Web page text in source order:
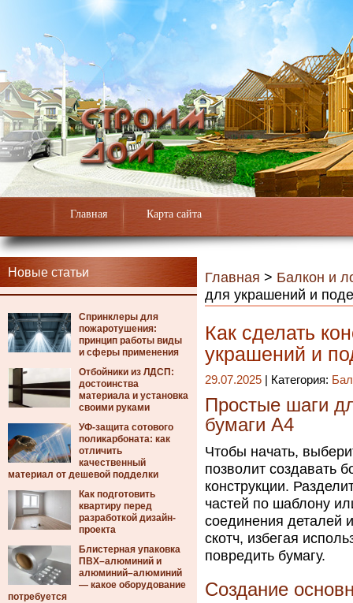
Главная Карта сайта
Новые статьи
Спринклеры для
пожаротушения:
принцип работы виды
и сферы применения
Отбойники из ЛДСП:
достоинства
материала и установка
своими руками
УФ-защита сотового
поликарбоната: как
отличить
качественный
материал от дешевой подделки
Как подготовить
квартиру перед
разработкой дизайн-
проекта
Блистерная упаковка
ПВХ–алюминий и
алюминий–алюминий
— какое оборудование
потребуется
Главная > Балкон и
для украшений и
Как сделать
украшений и
29.07.2025 | Категория:
Простые шаги
бумаги А4
Чтобы начать,
позволит создавать
конструкции.
частей по шаблону
соединения деталей
скотч, избегая
повредить бумагу.
Создание